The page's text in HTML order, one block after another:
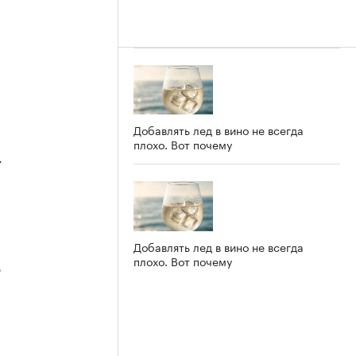
Добавлять лед в вино не всегда
плохо. Вот почему
Добавлять лед в вино не всегда
плохо. Вот почему